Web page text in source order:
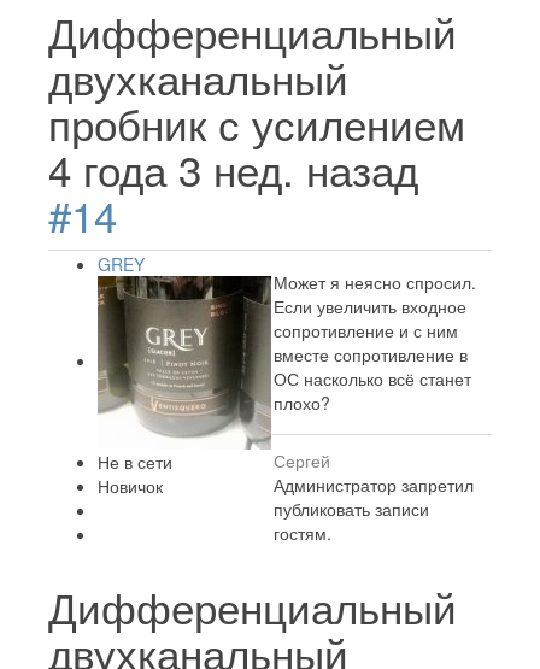
Дифференциальный
двухканальный
пробник с усилением
4 года 3 нед. назад
#14
GREY
Не в сети
Новичок
Может я неясно спросил.
Если увеличить входное
сопротивление и с ним
вместе сопротивление в
ОС насколько всё станет
плохо?
Сергей
Администратор запретил
публиковать записи
гостям.
Дифференциальный
двухканальный